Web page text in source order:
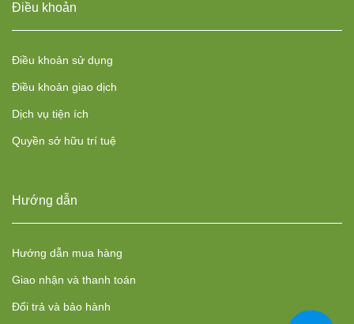
Điều khoản
Điều khoản sử dụng
Điều khoản giao dịch
Dịch vụ tiện ích
Quyền sở hữu trí tuệ
Hướng dẫn
Hướng dẫn mua hàng
Giao nhận và thanh toán
Đổi trả và bảo hành